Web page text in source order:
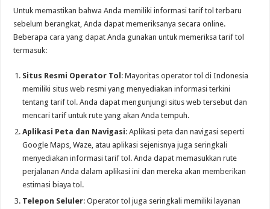
Untuk memastikan bahwa Anda memiliki informasi tarif tol terbaru
sebelum berangkat, Anda dapat memeriksanya secara online.
Beberapa cara yang dapat Anda gunakan untuk memeriksa tarif tol
termasuk:
Situs Resmi Operator Tol : Mayoritas operator tol di Indonesia
memiliki situs web resmi yang menyediakan informasi terkini
tentang tarif tol. Anda dapat mengunjungi situs web tersebut dan
mencari tarif untuk rute yang akan Anda tempuh.
Aplikasi Peta dan Navigasi: Aplikasi peta dan navigasi seperti
Google Maps, Waze, atau aplikasi sejenisnya juga seringkali
menyediakan informasi tarif tol. Anda dapat memasukkan rute
perjalanan Anda dalam aplikasi ini dan mereka akan memberikan
estimasi biaya tol.
Telepon Seluler: Operator tol juga seringkali memiliki layanan